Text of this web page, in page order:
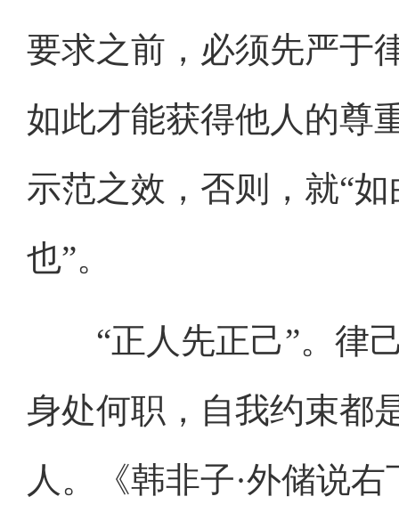
要求之前，必须先严于
如此才能获得他人的尊
示范之效，否则，就“
也”。
“正人先正己”。律己
身处何职，自我约束都
人。《韩非子·外储说